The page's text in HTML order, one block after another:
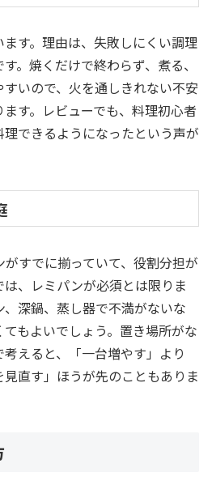
す。理由は、失敗しにくい調理
。焼くだけで終わらず、煮る、
いので、火を通しきれない不安
す。レビューでも、料理初心者
できるようになったという声が
すでに揃っていて、役割分担が
、レミパンが必須とは限りま
深鍋、蒸し器で不満がないな
もよいでしょう。置き場所がな
えると、「一台増やす」より
見直す」ほうが先のこともありま